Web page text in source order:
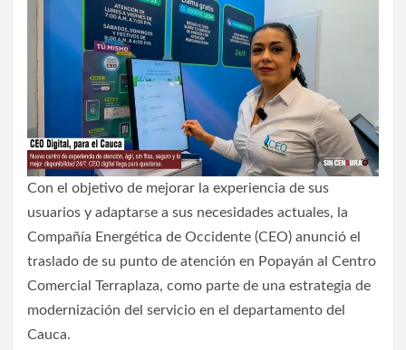
Con el objetivo de mejorar la experiencia de sus
usuarios y adaptarse a sus necesidades actuales, la
Compañía Energética de Occidente (CEO) anunció el
traslado de su punto de atención en Popayán al Centro
Comercial Terraplaza, como parte de una estrategia de
modernización del servicio en el departamento del
Cauca.